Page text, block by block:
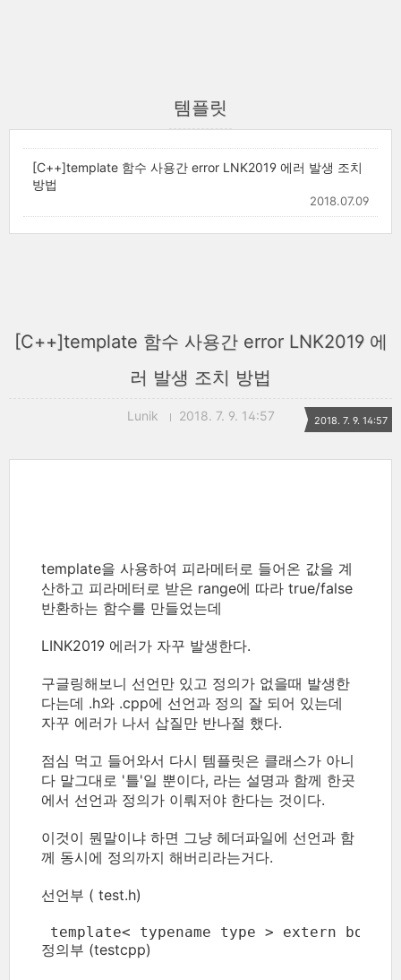
템플릿
[C++]template 함수 사용간 error LNK2019 에러 발생 조치
방법
2018.07.09
[C++]template 함수 사용간 error LNK2019 에
러 발생 조치 방법
Lunik 2018. 7. 9. 14:57 2018. 7. 9. 14:57
template을 사용하여 피라메터로 들어온 값을 계
산하고 피라메터로 받은 range에 따라 true/false
반환하는 함수를 만들었는데
LINK2019 에러가 자꾸 발생한다.
구글링해보니 선언만 있고 정의가 없을때 발생한
다는데 .h와 .cpp에 선언과 정의 잘 되어 있는데
자꾸 에러가 나서 삽질만 반나절 했다.
점심 먹고 들어와서 다시 템플릿은 클래스가 아니
다 말그대로 '틀'일 뿐이다, 라는 설명과 함께 한곳
에서 선언과 정의가 이뤄저야 한다는 것이다.
이것이 뭔말이냐 하면 그냥 헤더파일에 선언과 함
께 동시에 정의까지 해버리라는거다.
선언부 ( test.h)
template< typename type > extern bool
정의부 (testcpp)